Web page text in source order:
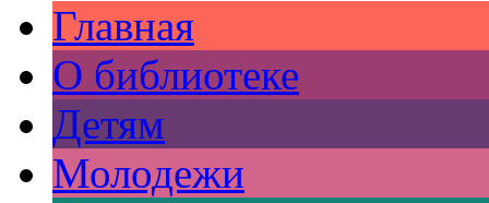
Главная
О библиотеке
Детям
Молодежи